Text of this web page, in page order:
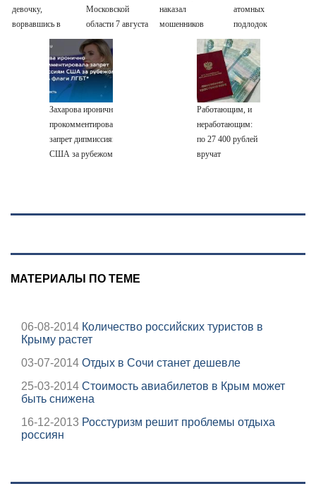
девочку,
ворвавшись в
Московской
области 7 августа
2026 года:
Причины,
источник, откуда
был громкий
хлопок
наказал
мошенников
изощренным
атомных
подлодок
«окружает»
Россию и Китай:
это инструмент
первого
массированного
удара
Захарова иронично
прокомментировала
запрет дипмиссиям
США за рубежом
Работающим, и
неработающим:
по 27 400 рублей
вручат
МАТЕРИАЛЫ ПО ТЕМЕ
06-08-2014 Количество российских туристов в
Крыму растет
03-07-2014 Отдых в Сочи станет дешевле
25-03-2014 Стоимость авиабилетов в Крым может
быть снижена
16-12-2013 Росстуризм решит проблемы отдыха
россиян